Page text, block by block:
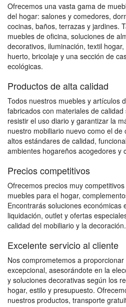
Ofrecemos una vasta gama de
del hogar: salones y comedores,
cocinas, baños, terrazas y jardines.
muebles de oficina, soluciones de
decorativos, iluminación, textil
huerto, bricolaje y una sección de
ecológicas.
Productos de alta calidad
Todos nuestros muebles y artículos
fabricados con materiales de
resistir el uso diario y garantizar la
nuestro mobiliario nuevo como el
altos estándares de calidad,
ambientes hogareños acogedores y
Precios competitivos
Ofrecemos precios muy
muebles para el hogar,
Encontrarás soluciones económicas
liquidación, outlet y ofertas
calidad del mobiliario y la decoración.
Excelente servicio al cliente
Nos comprometemos a
excepcional, asesorándote en la
y soluciones decorativas según los
hogar, estilo y presupuesto.
nuestros productos, transporte